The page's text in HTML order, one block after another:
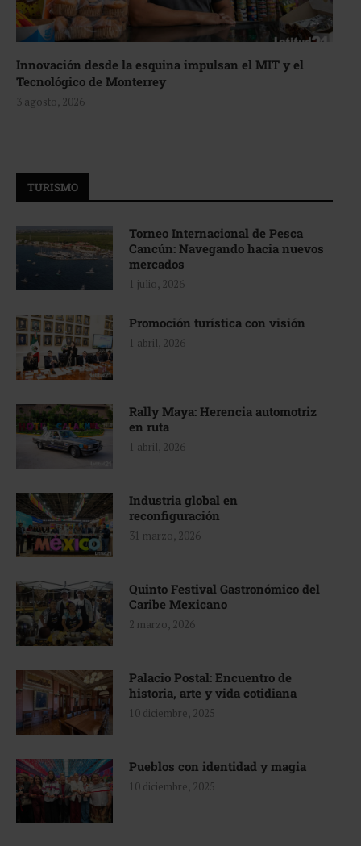
Innovación desde la esquina impulsan el MIT y el
Tecnológico de Monterrey
3 agosto, 2026
TURISMO
Torneo Internacional de Pesca
Cancún: Navegando hacia nuevos
mercados
1 julio, 2026
Promoción turística con visión
1 abril, 2026
Rally Maya: Herencia automotriz
en ruta
1 abril, 2026
Industria global en
reconfiguración
31 marzo, 2026
Quinto Festival Gastronómico del
Caribe Mexicano
2 marzo, 2026
Palacio Postal: Encuentro de
historia, arte y vida cotidiana
10 diciembre, 2025
Pueblos con identidad y magia
10 diciembre, 2025